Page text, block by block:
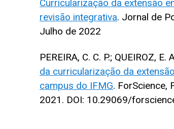
Curricularização da extensão
revisão integrativa. Jornal de
Julho de 2022
PEREIRA, C. C. P.; QUEIROZ, E.
da curricularização da
campus do IFMG. ForScience,
2021. DOI: 10.29069/